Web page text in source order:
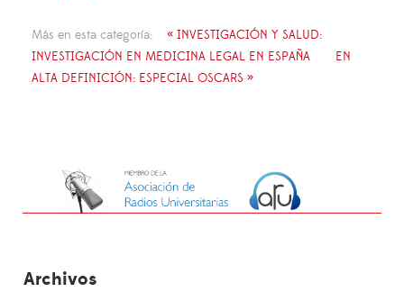
Más en esta categoría:
« INVESTIGACIÓN Y SALUD:
INVESTIGACIÓN EN MEDICINA LEGAL EN ESPAÑA
EN
ALTA DEFINICIÓN: ESPECIAL OSCARS »
Archivos